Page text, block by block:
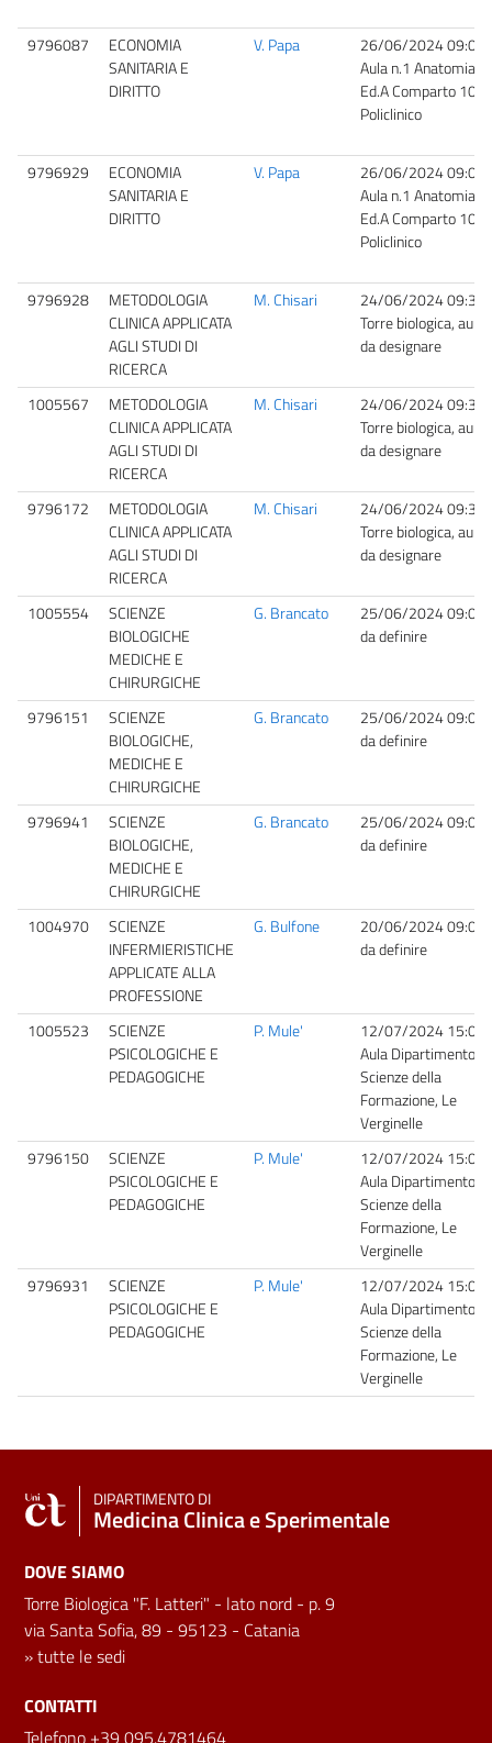
9796087
ECONOMIA
SANITARIA E
DIRITTO
V. Papa
26/06/2024 09:00
Aula n.1 Anatomia,
Ed.A Comparto 10
Policlinico
9796929
ECONOMIA
SANITARIA E
DIRITTO
V. Papa
26/06/2024 09:00
Aula n.1 Anatomia,
Ed.A Comparto 10
Policlinico
9796928
METODOLOGIA
CLINICA APPLICATA
AGLI STUDI DI
RICERCA
M. Chisari
24/06/2024 09:30
Torre biologica, aula
da designare
1005567
METODOLOGIA
CLINICA APPLICATA
AGLI STUDI DI
RICERCA
M. Chisari
24/06/2024 09:30
Torre biologica, aula
da designare
9796172
METODOLOGIA
CLINICA APPLICATA
AGLI STUDI DI
RICERCA
M. Chisari
24/06/2024 09:30
Torre biologica, aula
da designare
1005554
SCIENZE
BIOLOGICHE
MEDICHE E
CHIRURGICHE
G. Brancato
25/06/2024 09:00
da definire
9796151
SCIENZE
BIOLOGICHE,
MEDICHE E
CHIRURGICHE
G. Brancato
25/06/2024 09:00
da definire
9796941
SCIENZE
BIOLOGICHE,
MEDICHE E
CHIRURGICHE
G. Brancato
25/06/2024 09:00
da definire
1004970
SCIENZE
INFERMIERISTICHE
APPLICATE ALLA
PROFESSIONE
G. Bulfone
20/06/2024 09:00
da definire
1005523
SCIENZE
PSICOLOGICHE E
PEDAGOGICHE
P. Mule'
12/07/2024 15:00
Aula Dipartimento
Scienze della
Formazione, Le
Verginelle
9796150
SCIENZE
PSICOLOGICHE E
PEDAGOGICHE
P. Mule'
12/07/2024 15:00
Aula Dipartimento
Scienze della
Formazione, Le
Verginelle
9796931
SCIENZE
PSICOLOGICHE E
PEDAGOGICHE
P. Mule'
12/07/2024 15:00
Aula Dipartimento
Scienze della
Formazione, Le
Verginelle
DIPARTIMENTO DI
Medicina Clinica e Sperimentale
DOVE SIAMO
Torre Biologica "F. Latteri" - lato nord - p. 9
via Santa Sofia, 89 - 95123 - Catania
»tutte le sedi
CONTATTI
Telefono +39 095.4781464